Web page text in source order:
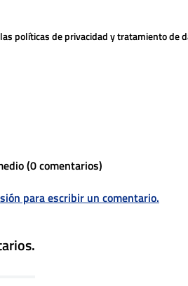
políticas de privacidad y tratamiento de
(0 comentarios)
para escribir un comentario.